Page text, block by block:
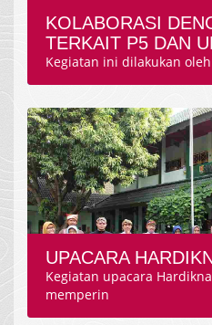
KOLABORASI
TERKAIT P5 DAN
Kegiatan ini dilakukan
UPACARA
Kegiatan upacara
memperin